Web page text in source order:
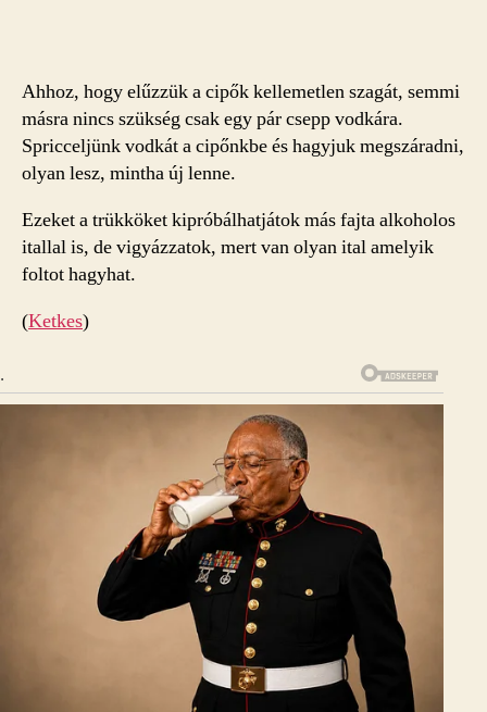
Ahhoz, hogy elűzzük a cipők kellemetlen szagát, semmi
másra nincs szükség csak egy pár csepp vodkára.
Spricceljünk vodkát a cipőnkbe és hagyjuk megszáradni,
olyan lesz, mintha új lenne.
Ezeket a trükköket kipróbálhatjátok más fajta alkoholos
itallal is, de vigyázzatok, mert van olyan ital amelyik
foltot hagyhat.
(Ketkes)